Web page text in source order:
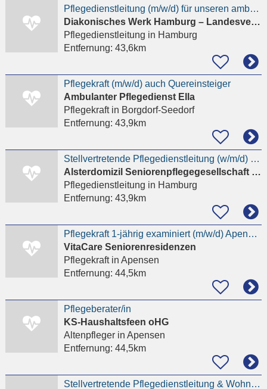
Pflegedienstleitung (m/w/d) für unseren ambulanten Dienst am Standort Hamburg-Horn - mit
Diakonisches Werk Hamburg – Landesverband der Inneren Mission e. V.
Pflegedienstleitung in Hamburg
Entfernung: 43,6km
Pflegekraft (m/w/d) auch Quereinsteiger
Ambulanter Pflegedienst Ella
Pflegekraftin Borgdorf-Seedorf
Entfernung: 43,9km
Stellvertretende Pflegedienstleitung (w/m/d) Tagespflege im Tagesdomizil Wellingsbüttel
Alsterdomizil Seniorenpflegegesellschaft mbH
Pflegedienstleitung in Hamburg
Entfernung: 43,9km
Pflegekraft 1-jährig examiniert (m/w/d) Apensen
VitaCare Seniorenresidenzen
Pflegekraftin Apensen
Entfernung: 44,5km
Pflegeberater/in
KS-Haushaltsfeen oHG
Altenpflegerin Apensen
Entfernung: 44,5km
Stellvertretende Pflegedienstleitung & Wohnbereichsleitung in Personalunion (m/w/d)